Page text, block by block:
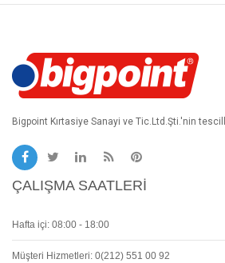
Bigpoint Kırtasiye Sanayi ve Tic.Ltd.Şti.'nin
ÇALIŞMA SAATLERI
Hafta içi: 08:00 - 18:00
Müşteri Hizmetleri: 0(212) 551 00 92